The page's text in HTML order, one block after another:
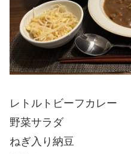
レトルトビーフカレー
野菜サラダ
ねぎ入り納豆